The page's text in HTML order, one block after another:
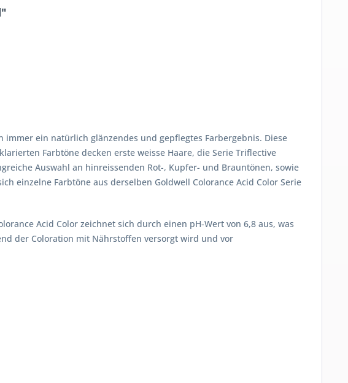
ein natürlich glänzendes und gepflegtes Farbergebnis. Diese
Farbtöne decken erste weisse Haare, die Serie Triflective
Auswahl an hinreissenden Rot-, Kupfer- und Brauntönen, sowie
einzelne Farbtöne aus derselben Goldwell Colorance Acid Color Serie
Acid Color zeichnet sich durch einen pH-Wert von 6,8 aus, was
der Coloration mit Nährstoffen versorgt wird und vor